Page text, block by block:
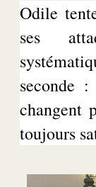
Odile
ses
seconde
changent
toujours